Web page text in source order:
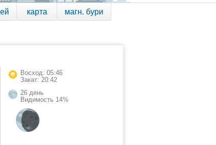
карта магн. бури
Восход: 05:46
Закат: 20:42
26 день
Видимость 14%